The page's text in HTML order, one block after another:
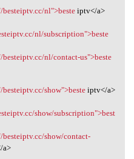
nl">besteiptv</a>
nl/subscription">beste
nl/contact-us">beste
show">besteiptv</a>
show/subscription">best
show/contact-